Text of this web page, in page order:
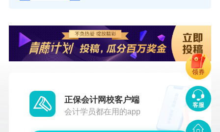
正保会计网校客户端
会计学员都在用的app
客服
领券